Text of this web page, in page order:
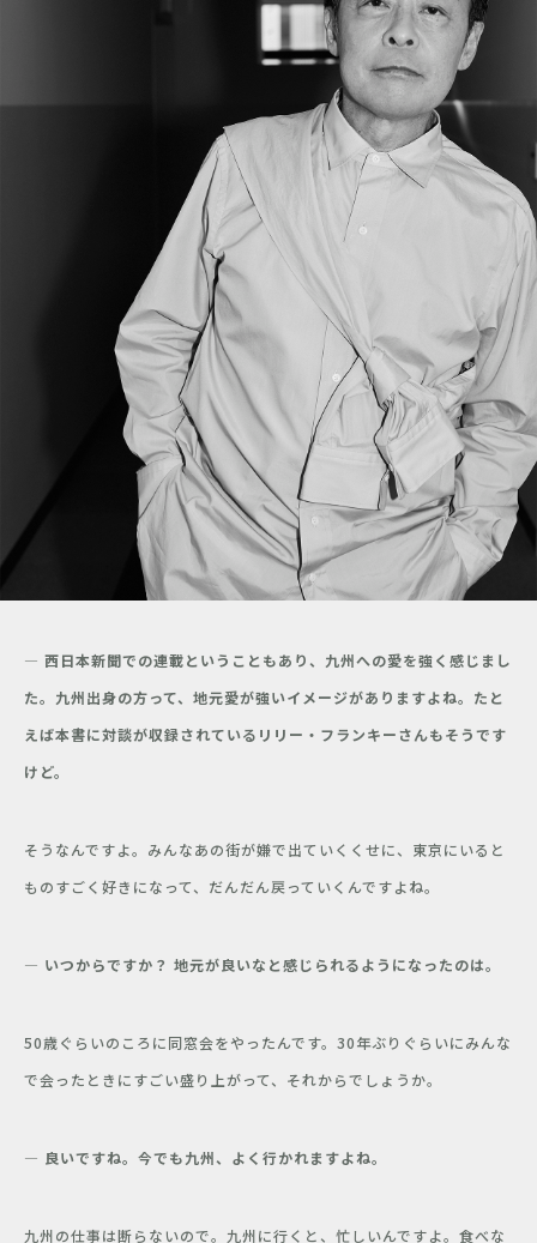
― 西日本新聞での連載ということもあり、九州への愛を強く感じまし
た。九州出身の方って、地元愛が強いイメージがありますよね。たと
えば本書に対談が収録されているリリー・フランキーさんもそうです
けど。
そうなんですよ。みんなあの街が嫌で出ていくくせに、東京にいると
ものすごく好きになって、だんだん戻っていくんですよね。
― いつからですか？ 地元が良いなと感じられるようになったのは。
50歳ぐらいのころに同窓会をやったんです。30年ぶりぐらいにみんな
で会ったときにすごい盛り上がって、それからでしょうか。
― 良いですね。今でも九州、よく行かれますよね。
九州の仕事は断らないので。九州に行くと、忙しいんですよ。食べな